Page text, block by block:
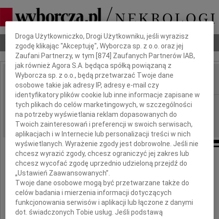
Nekrologi Odeszli Poradnik pogrzebowy
IMIĘ I NAZWISKO:
REGION: Bydgoszcz
DATA EMISJI: 04.03.2016
Ze smutkiem żegnamy
Karla Dedeciusa
Dbamy o Twoją prywatność
Droga Użytkowniczko, Drogi Użytkowniku, jeśli wyrazisz
zgodę klikając "Akceptuję", Wyborcza sp. z o.o. oraz jej
Zaufani Partnerzy, w tym [874 ] Zaufanych Partnerów IAB,
jak również Agora S.A. będąca spółką powiązaną z
Wyborcza sp. z o.o., będą przetwarzać Twoje dane
osobowe takie jak adresy IP, adresy e-mail czy
identyfikatory plików cookie lub inne informacje zapisane w
tych plikach do celów marketingowych, w szczególności
na potrzeby wyświetlania reklam dopasowanych do
Twoich zainteresowań i preferencji w swoich serwisach,
aplikacjach i w Internecie lub personalizacji treści w nich
wyświetlanych. Wyrażenie zgody jest dobrowolne. Jeśli nie
chcesz wyrazić zgody, chcesz ograniczyć jej zakres lub
chcesz wycofać zgodę uprzednio udzieloną przejdź do
„Ustawień Zaawansowanych”.
Twoje dane osobowe mogą być przetwarzane także do
celów badania i mierzenia informacji dotyczących
funkcjonowania serwisów i aplikacji lub łączone z danymi
dot. świadczonych Tobie usług. Jeśli podstawą